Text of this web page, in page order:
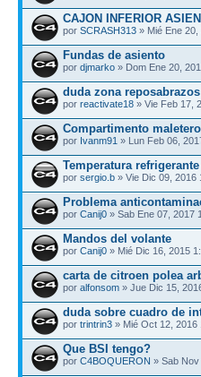
CAJON INFERIOR
por SCRASH313 » Mié Ene
Fundas de asiento
por djmarko » Dom Ene 20,
duda zona reposabrazos
por reactivate18 » Vie Feb 17,
Compartimento maletero
por Ivanm91 » Lun Feb 06,
Temperatura
por sergio.b » Vie Dic 09, 2016
Problema
por Canij0 » Sab Ene 07, 2017
Mandos del volante
por Canij0 » Mié Dic 16, 2015
carta de citroen polea
por alfonsom » Jue Dic 15,
duda sobre cuadro de
por trintrin3 » Mié Oct 12, 2016
Que BSI tengo?
por C4BOQUERON » Sab